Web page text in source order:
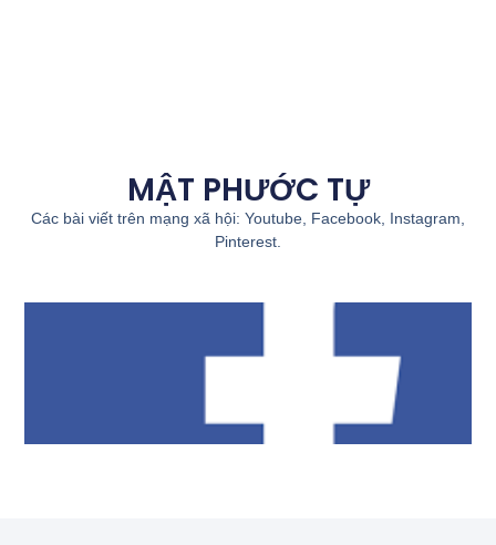
MẬT PHƯỚC TỰ
Các bài viết trên mạng xã hội: Youtube, Facebook, Instagram,
Pinterest.